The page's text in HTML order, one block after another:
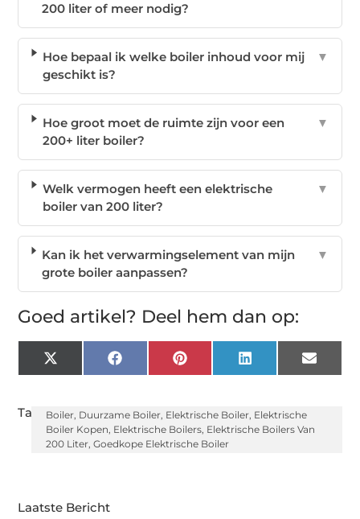
200 liter of meer nodig?
Hoe bepaal ik welke boiler inhoud voor mij
geschikt is?
▼
Hoe groot moet de ruimte zijn voor een
200+ liter boiler?
▼
Welk vermogen heeft een elektrische
boiler van 200 liter?
▼
Kan ik het verwarmingselement van mijn
grote boiler aanpassen?
▼
Goed artikel? Deel hem dan op:
X
(Twitter)
FacebookPinterest LinkedIn Email
Tags:Boiler, Duurzame Boiler, Elektrische Boiler, Elektrische
Boiler Kopen, Elektrische Boilers, Elektrische Boilers Van
200 Liter, Goedkope Elektrische Boiler
Laatste Bericht